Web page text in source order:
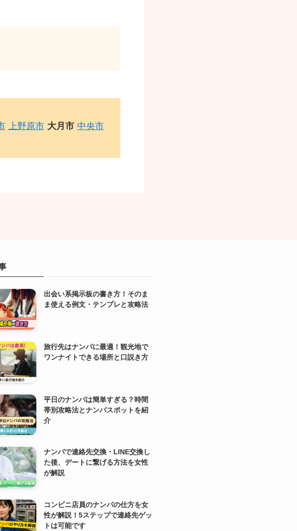
上野原市 大月市 中央市
出会い系掲示板の書き方！そのま
ま使える例文・テンプレと攻略法
旅行先はナンパに最適！観光地で
ワンナイトできる場所と口説き方
平日のナンパは簡単すぎる？時間
帯別攻略法とナンパスポットを紹
介
ナンパで連絡先交換・LINE交換し
た後、デートに繋げる方法を女性
が解説
コンビニ店員のナンパの仕方を女
性が解説！5ステップで連絡先ゲッ
トは可能です